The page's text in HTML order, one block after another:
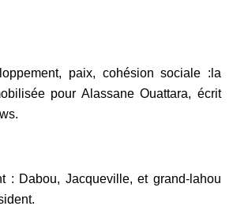
paix, cohésion sociale :la
pour Alassane Ouattara, écrit
: Dabou, Jacqueville, et grand-lahou